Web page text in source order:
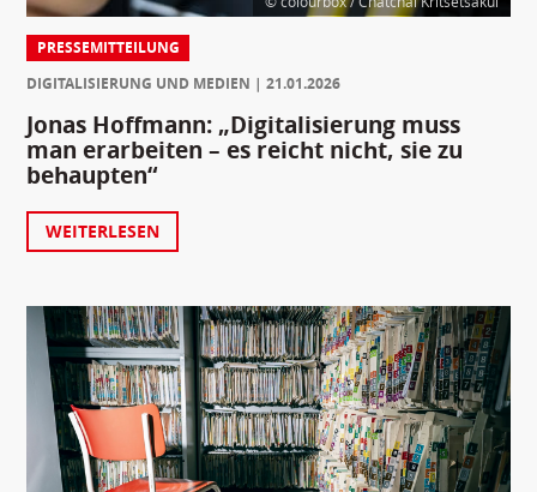
PRESSEMITTEILUNG
DIGITALISIERUNG UND MEDIEN
21.01.2026
Jonas Hoffmann: „Digitalisierung muss
man erarbeiten – es reicht nicht, sie zu
behaupten“
WEITERLESEN